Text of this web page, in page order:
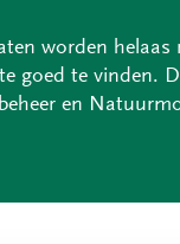
worden
goed te vinden.
en